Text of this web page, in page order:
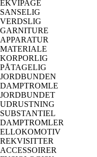
EKVIPAGE
SANSELIG
VERDSLIG
GARNITURE
APPARATUR
MATERIALE
KORPORLIG
PÅTAGELIG
JORDBUNDEN
DAMPTROMLE
JORDBUNDET
UDRUSTNING
SUBSTANTIEL
DAMPTROMLER
ELLOKOMOTIV
REKVISITTER
ACCESSOIRER